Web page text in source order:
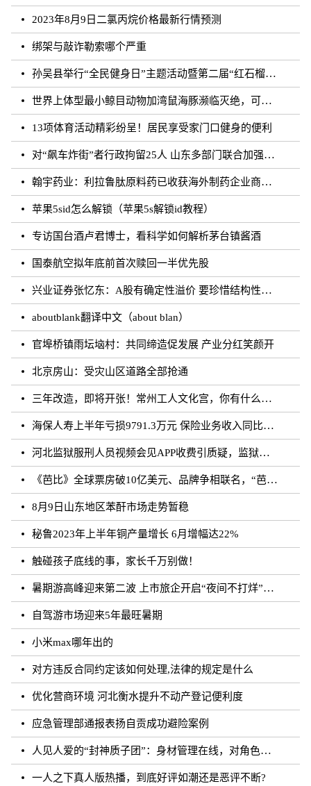
2023年8月9日二氯丙烷价格最新行情预测
绑架与敲诈勒索哪个严重
孙吴县举行“全民健身日”主题活动暨第二届“红石榴杯”羽毛球比赛
世界上体型最小鲸目动物加湾鼠海豚濒临灭绝，可能仅剩10至13头
13项体育活动精彩纷呈！居民享受家门口健身的便利
对“飙车炸街”者行政拘留25人 山东多部门联合加强噪声污染防治工作
翰宇药业：利拉鲁肽原料药已收获海外制药企业商业批订单
苹果5sid怎么解锁（苹果5s解锁id教程）
专访国台酒卢君博士，看科学如何解析茅台镇酱酒
国泰航空拟年底前首次赎回一半优先股
兴业证券张忆东：A股有确定性溢价 要珍惜结构性行情
aboutblank翻译中文（about blan）
官埠桥镇雨坛垴村：共同缔造促发展 产业分红笑颜开
北京房山：受灾山区道路全部抢通
三年改造，即将开张！常州工人文化宫，你有什么话说？
海保人寿上半年亏损9791.3万元 保险业务收入同比增长约50.73%
河北监狱服刑人员视频会见APP收费引质疑，监狱：开发公司收取
《芭比》全球票房破10亿美元、品牌争相联名，“芭比”IP第二春来临？
8月9日山东地区苯酐市场走势暂稳
秘鲁2023年上半年铜产量增长 6月增幅达22%
触碰孩子底线的事，家长千万别做！
暑期游高峰迎来第二波 上市旅企开启“夜间不打烊”模式
自驾游市场迎来5年最旺暑期
小米max哪年出的
对方违反合同约定该如何处理,法律的规定是什么
优化营商环境 河北衡水提升不动产登记便利度
应急管理部通报表扬自贡成功避险案例
人见人爱的“封神质子团”：身材管理在线，对角色有信念｜文化观察
一人之下真人版热播，到底好评如潮还是恶评不断?